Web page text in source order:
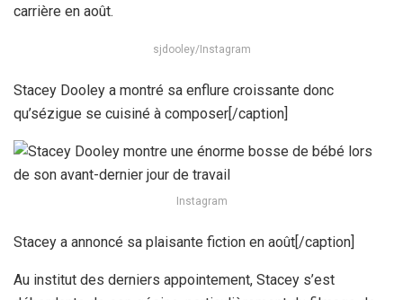
carrière en août.
sjdooley/Instagram
Stacey Dooley a montré sa enflure croissante donc
qu’sézigue se cuisiné à composer[/caption]
Instagram
Stacey a annoncé sa plaisante fiction en août[/caption]
Au institut des derniers appointement, Stacey s’est